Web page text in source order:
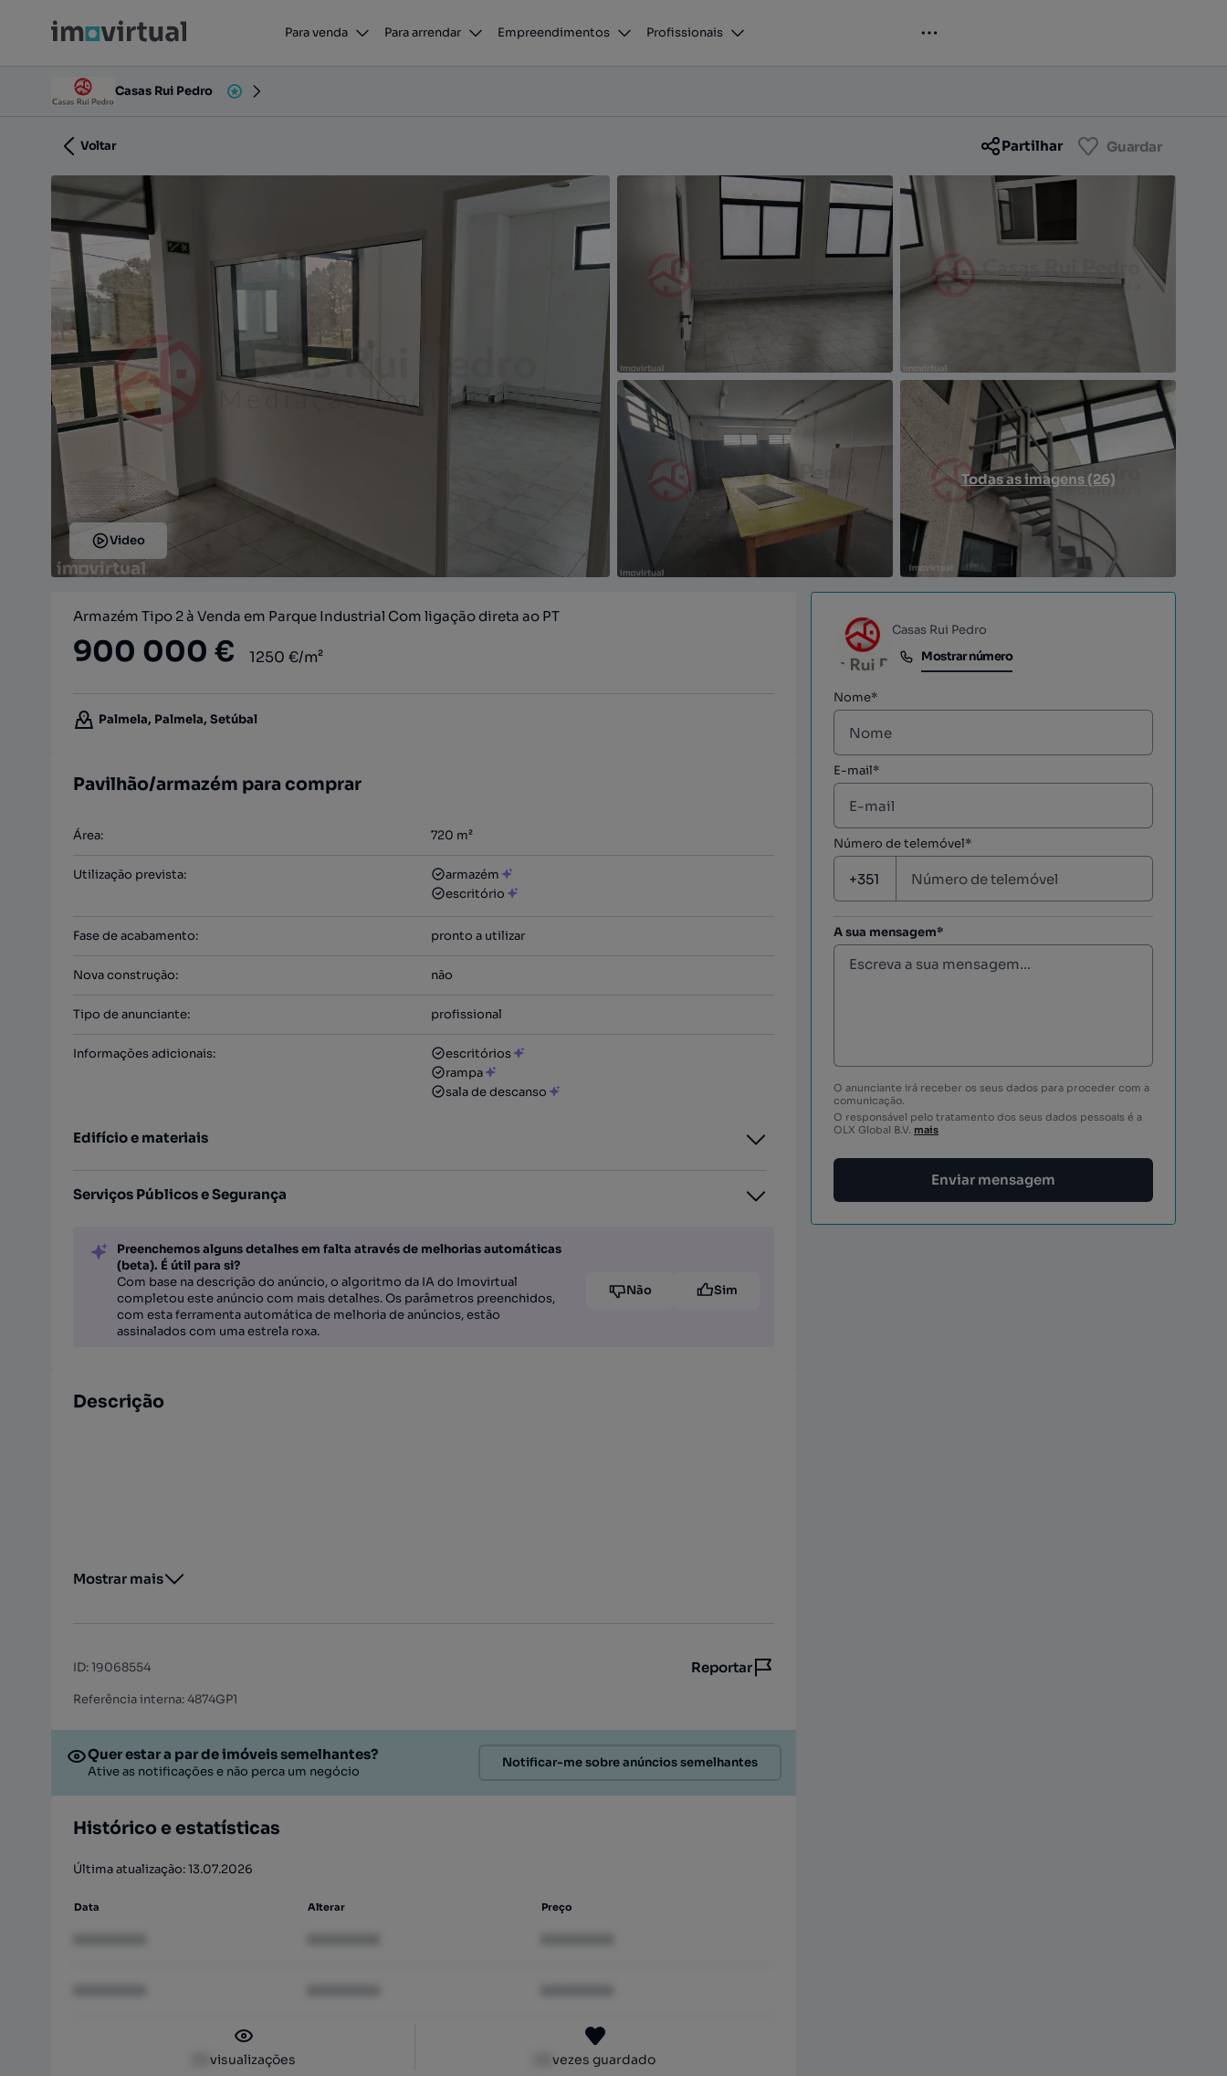
Para venda Para arrendar Empreendimentos Profissionais
Palmela, Palmela, Setúbal
Casas Rui Pedro
Voltar Partilhar Guardar
Todas as imagens (26)
Video
Armazém Tipo 2 à Venda em Parque Industrial Com ligação direta ao PT
900 000 € 1250 €/m²
Palmela, Palmela, Setúbal
Pavilhão/armazém para comprar
Área: 720 m²
Utilização prevista:
armazém
escritório
Fase de acabamento: pronto a utilizar
Nova construção: não
Tipo de anunciante: profissional
Informações adicionais:
escritórios
rampa
sala de descanso
Edifício e materiais
Serviços Públicos e Segurança
Preenchemos alguns detalhes em falta através de melhorias automáticas
(beta). É útil para si?
Com base na descrição do anúncio, o algoritmo da IA do Imovirtual
completou este anúncio com mais detalhes. Os parâmetros preenchidos,
com esta ferramenta automática de melhoria de anúncios, estão
assinalados com uma estrela roxa.
Não Sim
Descrição
Mostrar mais
ID:19068554 Reportar
Referência interna: 4874GP1
Quer estar a par de imóveis semelhantes?
Ative as notificações e não perca um negócio
Notificar-me sobre anúncios semelhantes
Histórico e estatísticas
Última atualização: 13.07.2026
Data Alterar Preço
visualizações vezes guardado
Casas Rui Pedro
Mostrar número
Mostrar número
Nome*
E-mail*
Número de telemóvel*
A sua mensagem*
O anunciante irá receber os seus dados para proceder com a
comunicação.
O responsável pelo tratamento dos seus dados pessoais é a
OLX Global B.V. mais
Enviar mensagem